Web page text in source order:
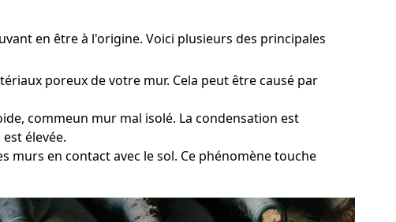
en être à l'origine. Voici plusieurs des principales
poreux de votre mur. Cela peut être causé par
commeun mur mal isolé. La condensation est
élevée.
en contact avec le sol. Ce phénomène touche